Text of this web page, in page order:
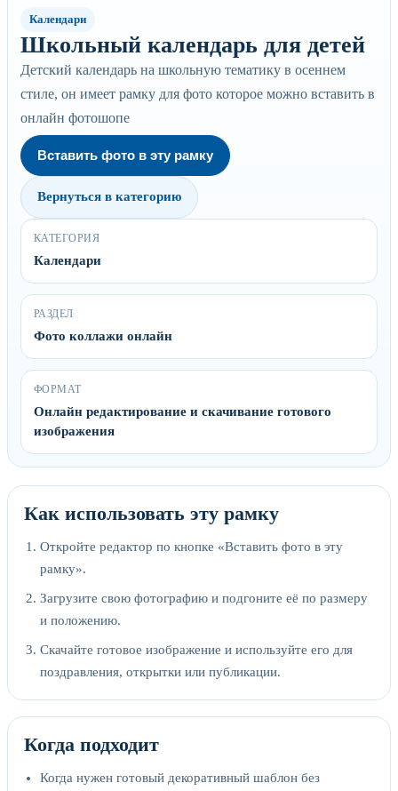
Календари
Школьный календарь для детей
Детский календарь на школьную тематику в осеннем
стиле, он имеет рамку для фото которое можно вставить в
онлайн фотошопе
Вставить фото в эту рамку
Вернуться в категорию
КАТЕГОРИЯ
Календари
РАЗДЕЛ
Фото коллажи онлайн
ФОРМАТ
Онлайн редактирование и скачивание готового
изображения
Как использовать эту рамку
Откройте редактор по кнопке «Вставить фото в эту
рамку».
Загрузите свою фотографию и подгоните её по размеру
и положению.
Скачайте готовое изображение и используйте его для
поздравления, открытки или публикации.
Когда подходит
Когда нужен готовый декоративный шаблон без